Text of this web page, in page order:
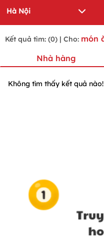
Kết quả tìm: (0) | Cho: món
Nhà hàng
Không tìm thấy kết quả nào!